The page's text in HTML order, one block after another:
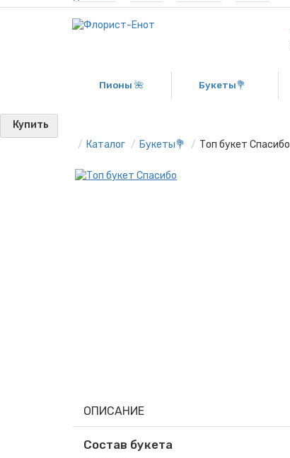
Пионы 🌺 Букеты💐
Купить
Каталог
Букеты💐 Топ букет Спасибо
ОПИСАНИЕ
Состав букета